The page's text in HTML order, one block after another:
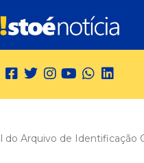
do Arquivo de Identificação